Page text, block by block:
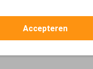
Accepteren